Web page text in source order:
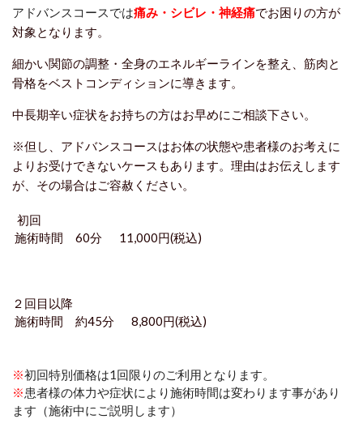
アドバンスコースでは痛み・シビレ・神経痛でお困りの方が
対象となります。
細かい関節の調整・全身のエネルギーラインを整え、 筋肉と
骨格をベストコンディションに導きます。
中長期辛い症状をお持ちの方はお早めにご相談下さい。
※但し、アドバンスコースはお体の状態や患者様のお考えに
よりお受けできないケースもあります。理由はお伝えします
が、その場合はご容赦ください。
初回
施術時間 60分 11,000円(税込)
２回目以降
施術時間 約45分 8,800円(税込)
※初回特別価格は1回限りのご利用となります。
※患者様の体力や症状により施術時間は変わります事があり
ます（施術中にご説明します）